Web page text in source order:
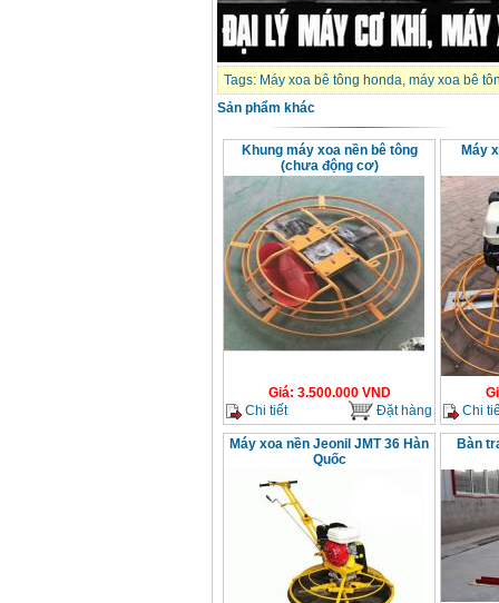
Tags: Máy xoa bê tông honda, máy xoa bê
Sản phẩm khác
Khung máy xoa nền bê tông
(chưa động cơ)
Giá: 3.500.000VND
Chi tiết
Đặt hàng
Máy
Chi
Máy xoa nền Jeonil JMT 36 Hàn
Quốc
Bàn